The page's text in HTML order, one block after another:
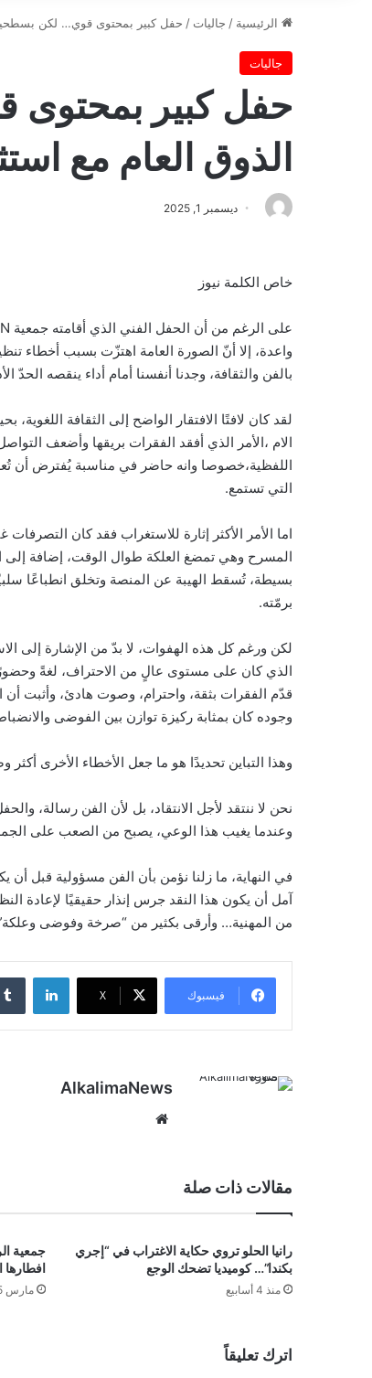
الرئيسية / جاليات / حفل كبير بمحتوى قوي… لكن بسطحية
جاليات
حفل كبير
الذوق العام مع
ديسمبر 1, 2025
خاص الكلمة نيوز
واعدة، إلا أنّ الصورة العامة اهتزّت بسبب أخطاء
بالفن والثقافة، وجدنا أنفسنا أمام أداء ينقصه
لقد كان لافتًا الافتقار الواضح إلى الثقافة
الام ،الأمر الذي أفقد الفقرات بريقها وأضعف
اللفظية،خصوصا وانه حاضر في مناسبة يُفترض أن
التي تستمع.
اما الأمر الأكثر إثارة للاستغراب فقد كان
المسرح وهي تمضغ العلكة طوال الوقت، إضافة إلى
بسيطة، تُسقط الهيبة عن المنصة وتخلق انطباعًا
برمّته.
لكن ورغم كل هذه الهفوات، لا بدّ من الإشارة إلى
الذي كان على مستوى عالٍ من الاحتراف، لغةً وحضورًا
قدّم الفقرات بثقة، واحترام، وصوت هادئ، وأثبت
وجوده كان بمثابة ركيزة توازن بين الفوضى
وهذا التباين تحديدًا هو ما جعل الأخطاء الأخرى
نحن لا ننتقد لأجل الانتقاد، بل لأن الفن رسالة،
وعندما يغيب هذا الوعي، يصبح من الصعب على
في النهاية، ما زلنا نؤمن بأن الفن مسؤولية قبل أن
آمل أن يكون هذا النقد جرس إنذار حقيقيًا لإعادة
من المهنية… وأرقى بكثير من “صرخة وفوضى
فيسبوك ‫X
لينكدإن
AlkalimaNews
مقالات ذات صلة
رانيا الحلو تروي حكاية الاغتراب في “إجري
بكندا”… كوميديا تضحك الوجع
منذ 4 أسابيع
جمعية
افطارها
مارس 25, 2024
اترك تعليقاً